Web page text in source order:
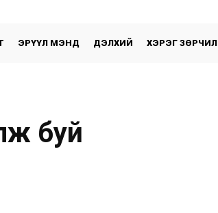
ЭРҮҮЛ МЭНД ДЭЛХИЙ ХЭРЭГ ЗӨРЧИЛ
буй